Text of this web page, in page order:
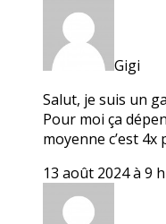
Gigi
Salut, je suis un
Pour moi ça
moyenne c’est 4x
13 août 2024 à 9